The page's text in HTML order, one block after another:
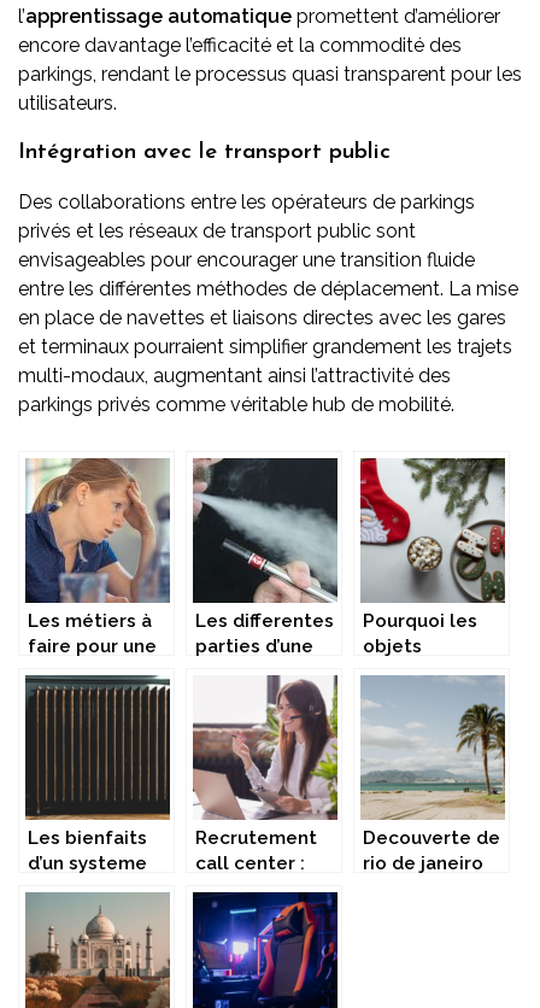
l’apprentissage automatique promettent d’améliorer
encore davantage l’efficacité et la commodité des
parkings, rendant le processus quasi transparent pour les
utilisateurs.
Intégration avec le transport public
Des collaborations entre les opérateurs de parkings
privés et les réseaux de transport public sont
envisageables pour encourager une transition fluide
entre les différentes méthodes de déplacement. La mise
en place de navettes et liaisons directes avec les gares
et terminaux pourraient simplifier grandement les trajets
multi-modaux, augmentant ainsi l’attractivité des
parkings privés comme véritable hub de mobilité.
Les métiers à
faire pour une
femme
enceinte
Les differentes
parties d’une
cigarette
electronique
Pourquoi les
objets
publicitaires et
chaussettes
personnalisees
sont-ils des
cadeaux
parfaits ?
Les bienfaits
d’un systeme
de chauffage
electrique
Recrutement
call center :
une approche
complete pour
mieux
comprendre
Decouverte de
rio de janeiro